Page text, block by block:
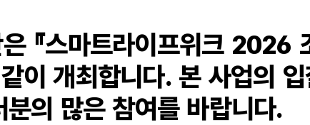
『스마트라이프위크 2026
이 개최합니다. 본 사업의
의 많은 참여를 바랍니다.